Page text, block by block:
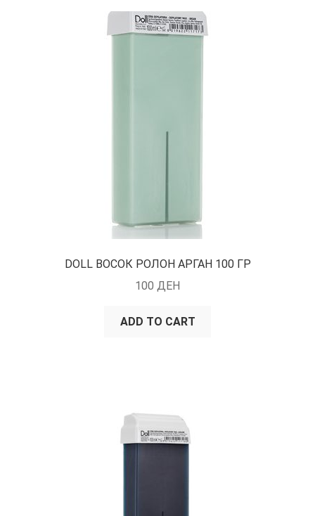
DOLL ВОСОК РОЛОН АРГАН 100 ГР
100 ДЕН
ADD TO CART